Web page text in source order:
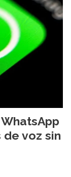
de voz sin